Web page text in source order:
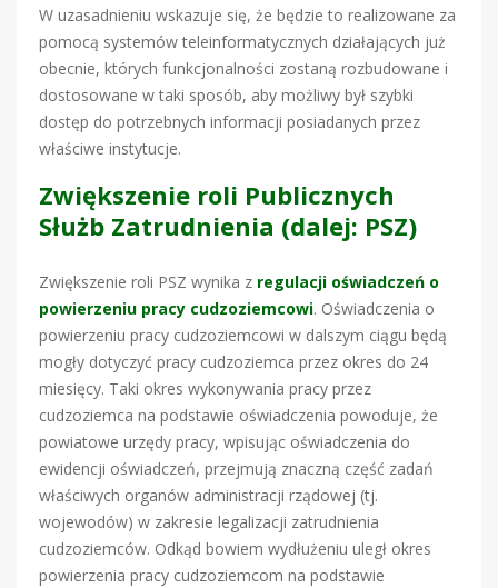
W uzasadnieniu wskazuje się, że będzie to realizowane za
pomocą systemów teleinformatycznych działających już
obecnie, których funkcjonalności zostaną rozbudowane i
dostosowane w taki sposób, aby możliwy był szybki
dostęp do potrzebnych informacji posiadanych przez
właściwe instytucje.
Zwiększenie roli Publicznych
Służb Zatrudnienia (dalej: PSZ)
Zwiększenie roli PSZ wynika z regulacji oświadczeń o
powierzeniu pracy cudzoziemcowi. Oświadczenia o
powierzeniu pracy cudzoziemcowi w dalszym ciągu będą
mogły dotyczyć pracy cudzoziemca przez okres do 24
miesięcy. Taki okres wykonywania pracy przez
cudzoziemca na podstawie oświadczenia powoduje, że
powiatowe urzędy pracy, wpisując oświadczenia do
ewidencji oświadczeń, przejmują znaczną część zadań
właściwych organów administracji rządowej (tj.
wojewodów) w zakresie legalizacji zatrudnienia
cudzoziemców. Odkąd bowiem wydłużeniu uległ okres
powierzenia pracy cudzoziemcom na podstawie